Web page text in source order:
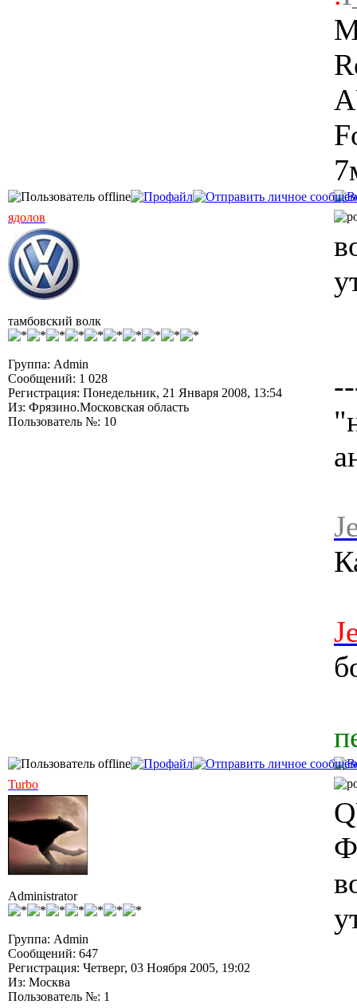
ядолов
тамбовский волк
Группа: Admin
Сообщений: 1 028
Регистрация: Понедельник, 21 Января 2008, 13:54
Из: Фрязино.Московская область
Пользователь №: 10
Turbo
Administrator
Группа: Admin
Сообщений: 647
Регистрация: Четверг, 03 Ноября 2005, 19:02
Из: Москва
Пользователь №: 1